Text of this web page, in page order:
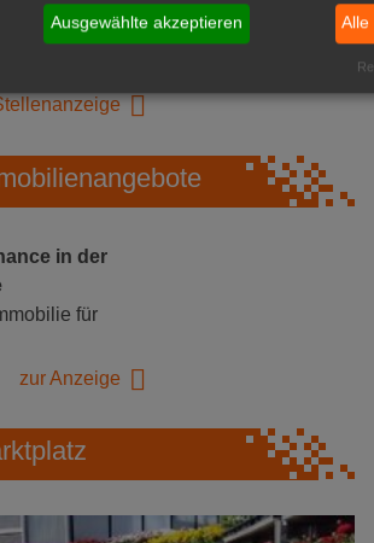
für unsere
in der
für
zur Anzeige
Ausgewählte akzeptieren Alle